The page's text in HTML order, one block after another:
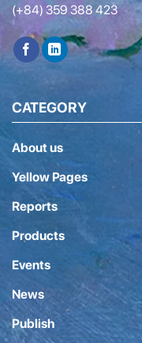
(+84) 359 388 423
CATEGORY
About us
Yellow Pages
Reports
Products
Events
News
Publish